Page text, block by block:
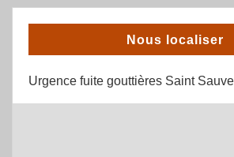
Nous localiser
Urgence fuite gouttières Saint